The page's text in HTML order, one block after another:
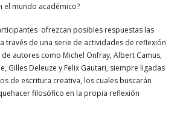
el mundo académico?
ofrezcan posibles respuestas las
través de una serie de actividades de reflexión
autores como Michel Onfray, Albert Camus,
Gilles Deleuze y Felix Gautari, siempre ligadas
de escritura creativa, los cuales buscarán
filosófico en la propia reflexión